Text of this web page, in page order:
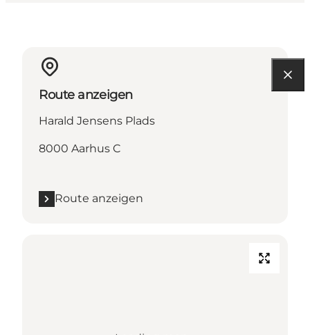
Route anzeigen
Harald Jensens Plads
8000 Aarhus C
Route anzeigen